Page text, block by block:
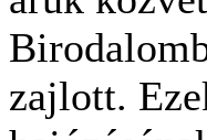
zajlott.